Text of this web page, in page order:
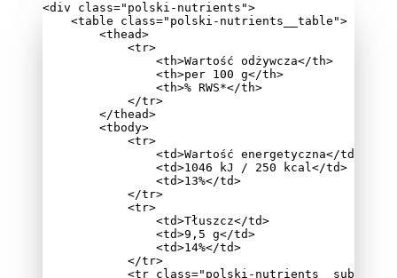
<div class=" polski-nutrients ">
<table class=" polski-nutrients__table ">
<thead>
<tr>
<th>Wartość odżywcza</th>
<th>per 100 g</th>
<th>% RWS*</th>
</tr>
</thead>
<tbody>
<tr>
<td>Wartość energetyczna</td
<td>1046 kJ / 250 kcal</td>
<td>13%</td>
</tr>
<tr>
<td>Tłuszcz</td>
<td>9,5 g</td>
<td>14%</td>
</tr>
<tr class=" polski-nutrients__sub